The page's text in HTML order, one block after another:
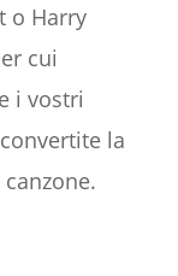
o Harry
cui
i vostri
la